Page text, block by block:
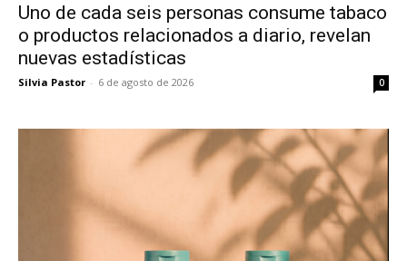
Uno de cada seis personas consume tabaco
o productos relacionados a diario, revelan
nuevas estadísticas
Silvia Pastor - 6 de agosto de 2026 0